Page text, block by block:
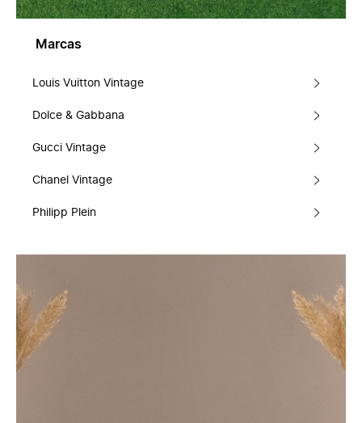
Marcas
Louis Vuitton Vintage
Dolce & Gabbana
Gucci Vintage
Chanel Vintage
Philipp Plein